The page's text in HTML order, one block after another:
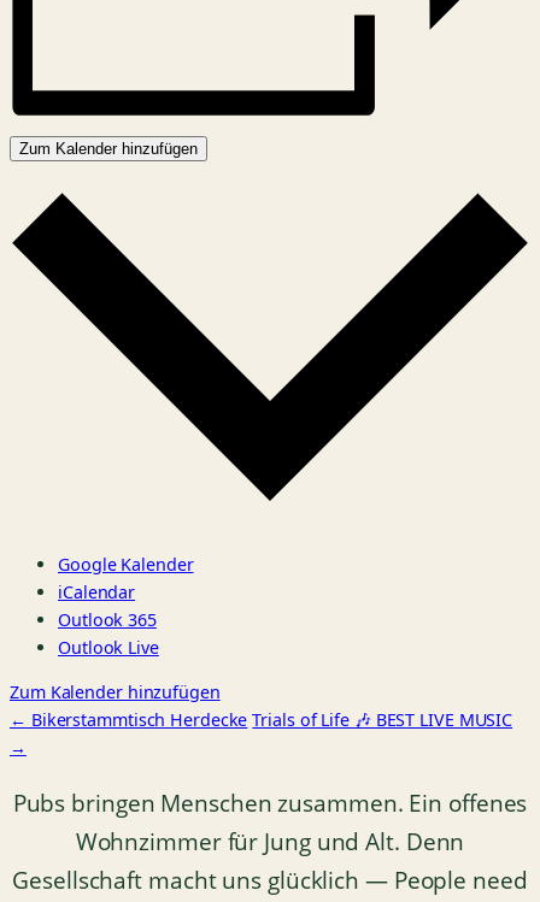
Zum Kalender hinzufügen
Google Kalender
iCalendar
Outlook 365
Outlook Live
Zum Kalender hinzufügen
← Bikerstammtisch Herdecke Trials of Life 🎶 BEST LIVE MUSIC
→
Pubs bringen Menschen zusammen. Ein offenes
Wohnzimmer für Jung und Alt. Denn
Gesellschaft macht uns glücklich — People need